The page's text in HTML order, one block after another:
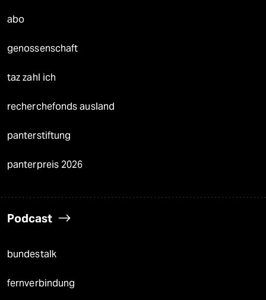
abo
genossenschaft
taz zahl ich
recherchefonds ausland
panterstiftung
panterpreis 2026
Podcast
bundestalk
fernverbindung